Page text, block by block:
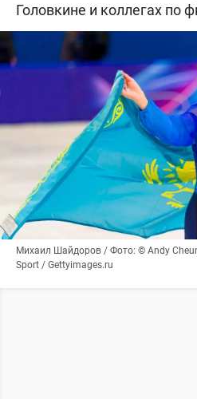
Головкине и коллегах по
Михаил Шайдоров / Фото: © Andy
Sport / Gettyimages.ru